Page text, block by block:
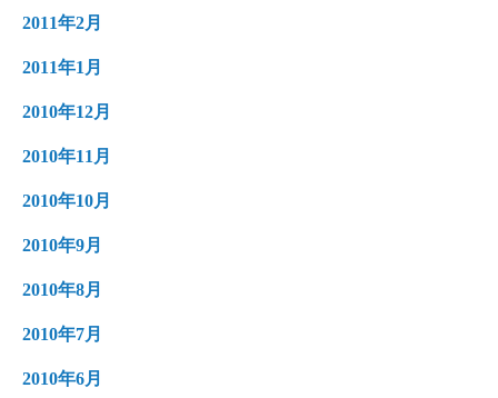
2011年2月
2011年1月
2010年12月
2010年11月
2010年10月
2010年9月
2010年8月
2010年7月
2010年6月